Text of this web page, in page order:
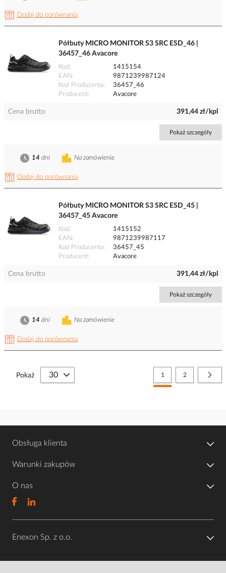
Dodaj do porównania
Półbuty MICRO MONITOR S3 SRC ESD_46 |
36457_46 Avacore
Kod
1415154
EAN
9871239987124
Kod Producenta
36457_46
Producent
Avacore
Cena brutto 391,44 zł/kpl
Pokaż szczegóły
Dodaj do porównania
Na zamówienie
14 dni
Półbuty MICRO MONITOR S3 SRC ESD_45 |
36457_45 Avacore
Kod
1415152
EAN
9871239987117
Kod Producenta
36457_45
Producent
Avacore
Cena brutto 391,44 zł/kpl
Pokaż szczegóły
Dodaj do porównania
Na zamówienie
14 dni
Strona
Aktualnie czytasz stronę
1 Strona
2
Pokaż
Obsługa klienta
Warunki zakupów
O nas
Enexon Sp. z o.o.